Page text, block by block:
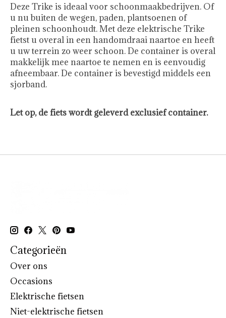
Deze Trike is ideaal voor schoonmaakbedrijven. Of
u nu buiten de wegen, paden, plantsoenen of
pleinen schoonhoudt. Met deze elektrische Trike
fietst u overal in een handomdraai naartoe en heeft
u uw terrein zo weer schoon. De container is overal
makkelijk mee naartoe te nemen en is eenvoudig
afneembaar. De container is bevestigd middels een
sjorband.
Let op, de fiets wordt geleverd exclusief container.
Categorieën
Over ons
Occasions
Elektrische fietsen
Niet-elektrische fietsen